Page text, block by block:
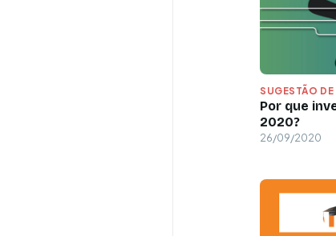
SUGESTÃO
Por que
2020?
26/09/2020